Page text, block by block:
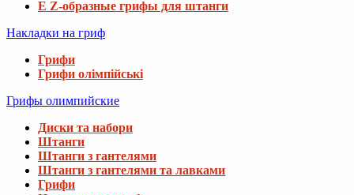
E Z-образные грифы для штанги
Накладки на гриф
Грифи
Грифи олімпійські
Грифы олимпийские
Диски та набори
Штанги
Штанги з гантелями
Штанги з гантелями та лавками
Грифи